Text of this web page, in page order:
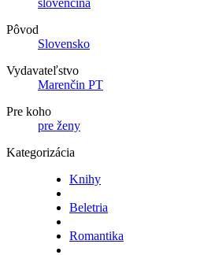
Pôvod
Slovensko
Vydavateľstvo
Marenčin PT
Pre koho
pre ženy
Kategorizácia
Knihy
Beletria
Romantika